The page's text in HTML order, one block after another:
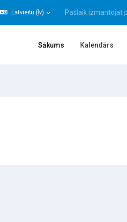
meklēšanas ievadi
Latviešu ‎(lv)‎ Pašlaik izmantojat
Sākums Kalendārs